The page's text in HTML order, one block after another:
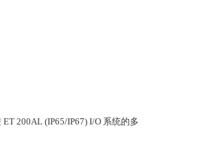
200AL (IP65/IP67) I/O 系统的多